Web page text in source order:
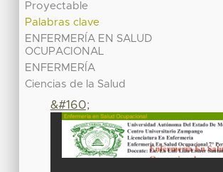
Proyectable
Palabras clave
ENFERMERÍA EN SALUD
OCUPACIONAL
ENFERMERÍA
Ciencias de la Salud
&#160;